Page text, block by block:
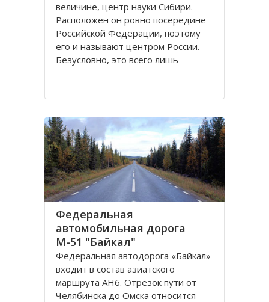
величине, центр науки Сибири.
Расположен он ровно посередине
Российской Федерации, поэтому
его и называют центром России.
Безусловно, это всего лишь
Площадей в Новосибирске
значительных в городе относятся
Федеральная
автомобильная дорога
М-51 "Байкал"
Федеральная автодорога «Байкал»
входит в состав азиатского
маршрута AH6. Отрезок пути от
Челябинска до Омска относится